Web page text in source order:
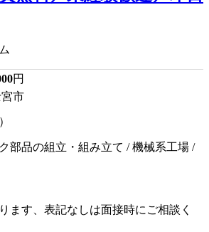
円
市
部品の組立・組み立て / 機械系工場 /
ます、表記なしは面接時にご相談く